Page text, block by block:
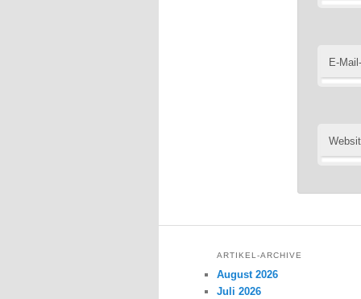
E-
ARTIKEL-ARCHIVE
August 2026
Juli 2026